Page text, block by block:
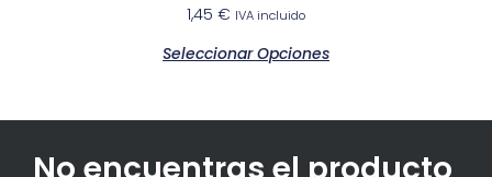
1,45 € IVA incluido
Seleccionar Opciones